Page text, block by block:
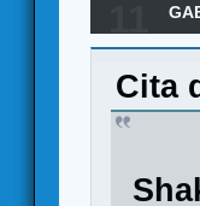
Cita